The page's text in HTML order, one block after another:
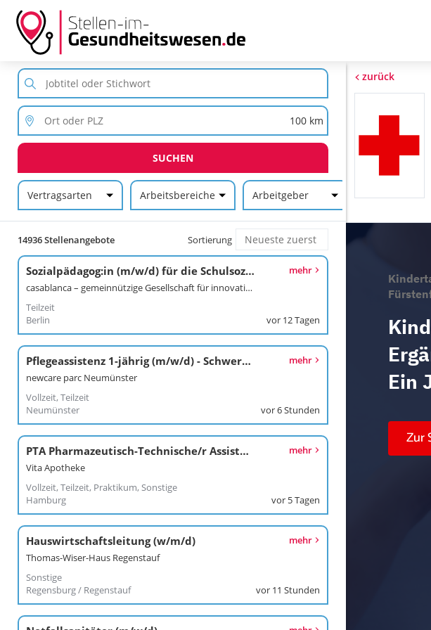
SUCHEN
Vertragsarten Arbeitsbereiche Arbeitgeber
14936 Stellenangebote Sortierung
Sozialpädagog:in (m/w/d) für die Schulsozialarbeit an der Andersen-Grundschule
casablanca – gemeinnützige Gesellschaft für innovative Jugendhilfe und soziale Dienste mbH
Teilzeit
Berlin
mehr
vor 12 Tagen
Pflegeassistenz 1-jährig (m/w/d) - Schwerpunkt Nachtdienst
newcare parc Neumünster
Vollzeit, Teilzeit
Neumünster
mehr
vor 6 Stunden
PTA Pharmazeutisch-Technische/r Assistent/in
Vita Apotheke
Vollzeit, Teilzeit, Praktikum, Sonstige
Hamburg
mehr
vor 5 Tagen
Hauswirtschaftsleitung (w/m/d)
Thomas-Wiser-Haus Regenstauf
Sonstige
Regensburg / Regenstauf
mehr
vor 11 Stunden
zurück